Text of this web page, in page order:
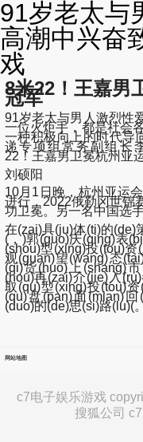
91岁老太与
高潮中兴奋
戏
8米22！王嘉男
冠军
91岁老太与男人激烈性
一位火炬手，都是社会
一种积极向上的时代导
递专项组常务副组长
22！王嘉男卫冕杭州亚
刘硕阳
10月1日晚，杭州亚运
进行，2022俄勒冈世锦
功卫冕。另一名中国选
在(zai)具(ju)体(ti)的(de)
(，)郭(guo)庆(qing)表
(shou)型(xing)投(tou)
观(guan)望(wang)态
(qi)货(huo)上(shang)
(hou)再(zai)介(jie)入
取(qu)型(xing)投(tou)
(qu)盘(pan)面(mian)
(duo)的(de)思(si)路(lu)(
网站地图
c7电子娱乐游戏
搜狐公司